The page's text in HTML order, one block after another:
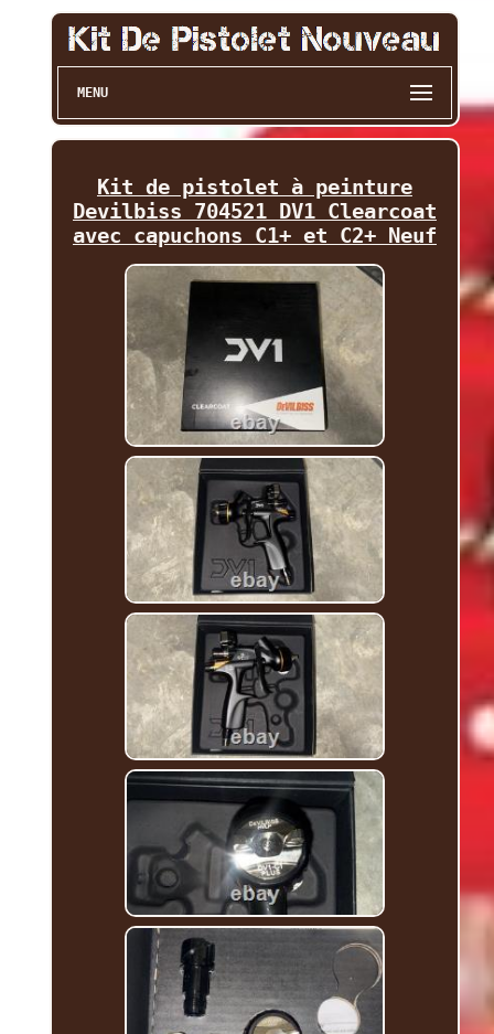
MENU
Kit de pistolet à peinture
Devilbiss 704521 DV1 Clearcoat
avec capuchons C1+ et C2+ Neuf